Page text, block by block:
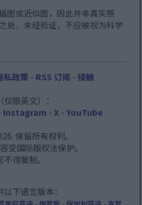
图或近似图，因此并非真实照
处，未经验证，不应被视为科学
私政策 - RSS 订阅 - 接触
限英文）：
Instagram - X - YouTube
保留所有权利。
受国际版权法保护。
得复制。
下语言版本：